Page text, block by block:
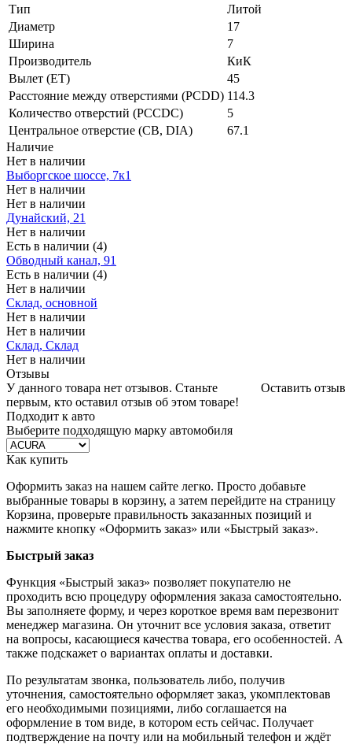
Тип
Литой
Диаметр
17
Ширина
7
Производитель
КиК
Вылет (ET)
45
Расстояние между отверстиями (PCDD) 114.3
Количество отверстий (PCCDC)
5
Центральное отверстие (CB, DIA)
67.1
Наличие
Нет в наличии
Выборгское шоссе, 7к1
Нет в наличии
Нет в наличии
Дунайский, 21
Нет в наличии
Есть в наличии (4)
Обводный канал, 91
Есть в наличии (4)
Нет в наличии
Склад, основной
Нет в наличии
Нет в наличии
Склад, Склад
Нет в наличии
Отзывы
Оставить отзыв
У данного товара нет отзывов. Станьте
первым, кто оставил отзыв об этом товаре!
Подходит к авто
Выберите подходящую марку автомобиля
Как купить
Оформить заказ на нашем сайте легко. Просто добавьте
выбранные товары в корзину, а затем перейдите на страницу
Корзина, проверьте правильность заказанных позиций и
нажмите кнопку «Оформить заказ» или «Быстрый заказ».
Быстрый заказ
Функция «Быстрый заказ» позволяет покупателю не
проходить всю процедуру оформления заказа самостоятельно.
Вы заполняете форму, и через короткое время вам перезвонит
менеджер магазина. Он уточнит все условия заказа, ответит
на вопросы, касающиеся качества товара, его особенностей. А
также подскажет о вариантах оплаты и доставки.
По результатам звонка, пользователь либо, получив
уточнения, самостоятельно оформляет заказ, укомплектовав
его необходимыми позициями, либо соглашается на
оформление в том виде, в котором есть сейчас. Получает
подтверждение на почту или на мобильный телефон и ждёт